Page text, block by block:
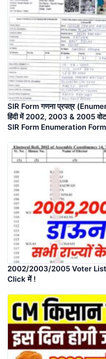
SIR Form गणना प्रपत्र
हिंदी में 2002, 2003 & 2005 वोटर
SIR Form Enumeration
2002/2003/2005 Voter List
Click में !